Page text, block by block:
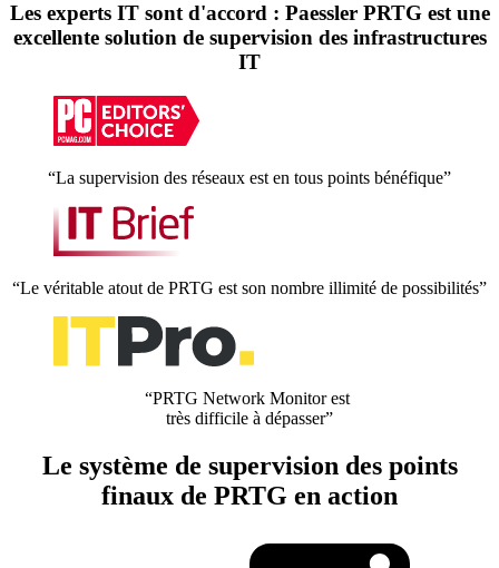
Les experts IT sont d'accord : Paessler PRTG est une
excellente solution de supervision des infrastructures
IT
“La supervision des réseaux est en tous points bénéfique”
“Le véritable atout de PRTG est son nombre illimité de possibilités”
“PRTG Network Monitor est
très difficile à dépasser”
Le système de supervision des points
finaux de PRTG en action